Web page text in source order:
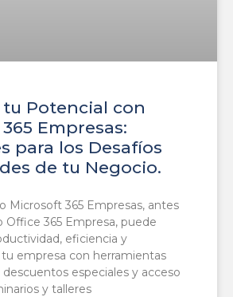
tu Potencial con
Empresas:
para los Desafíos
de tu Negocio.
Microsoft 365 Empresas, antes
Office 365 Empresa, puede
eficiencia y
empresa con herramientas
descuentos especiales y acceso
y talleres